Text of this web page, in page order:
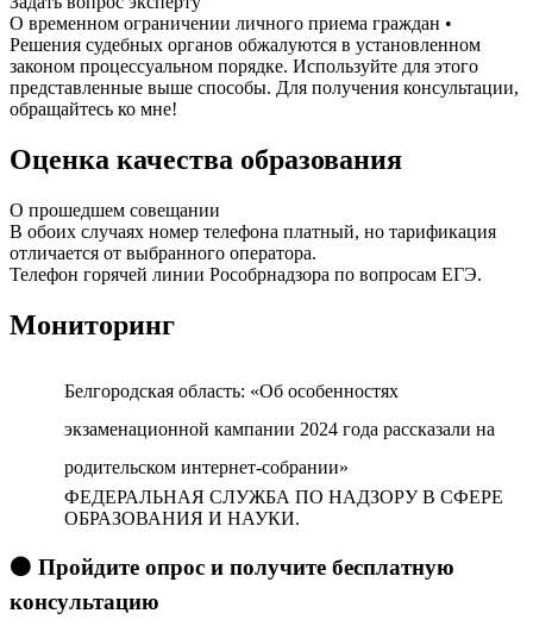
О временном ограничении личного приема граждан •
Решения судебных органов обжалуются в установленном
законом процессуальном порядке. Используйте для этого
представленные выше способы. Для получения консультации,
обращайтесь ко мне!
Оценка качества образования
О прошедшем совещании
В обоих случаях номер телефона платный, но тарификация
отличается от выбранного оператора.
Телефон горячей линии Рособрнадзора по вопросам ЕГЭ.
Мониторинг
Белгородская область: «Об особенностях
экзаменационной кампании 2024 года рассказали на
родительском интернет-собрании»
ФЕДЕРАЛЬНАЯ СЛУЖБА ПО НАДЗОРУ В СФЕРЕ
ОБРАЗОВАНИЯ И НАУКИ.
🟠 Пройдите опрос и получите бесплатную
консультацию